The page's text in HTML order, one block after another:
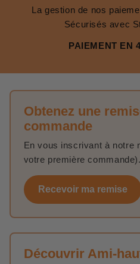
La gestion de nos
Sécurisés avec
PAIEMENT EN
Obtenez une
commande
En vous inscrivant à notre
votre première commande).
Recevoir ma remise
Découvrir Ami-